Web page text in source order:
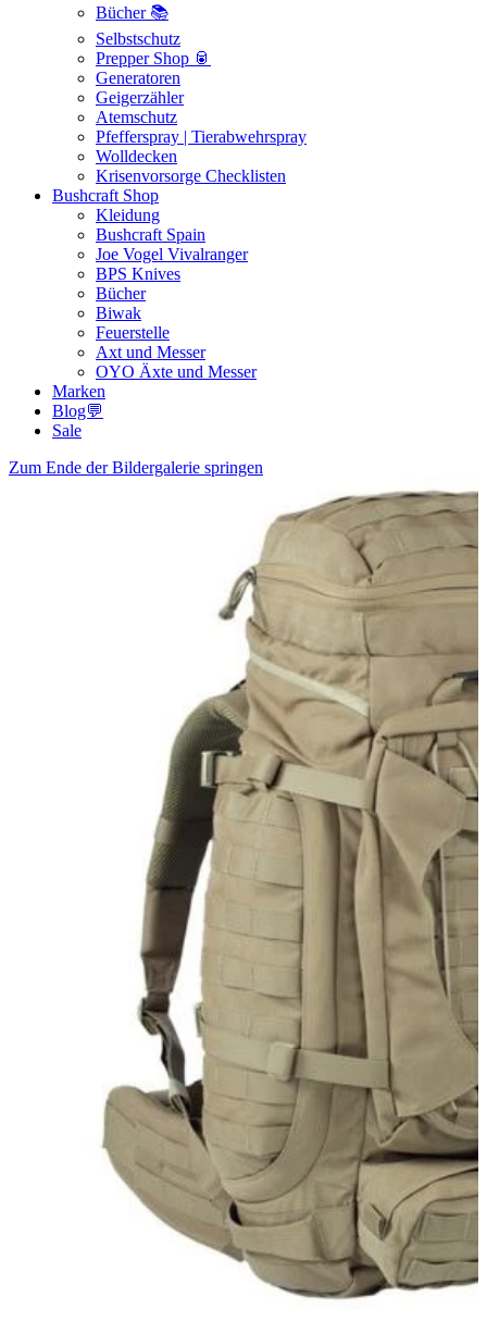
Bücher 📚
Selbstschutz
Prepper Shop 🥫
Generatoren
Geigerzähler
Atemschutz
Pfefferspray | Tierabwehrspray
Wolldecken
Krisenvorsorge Checklisten
Bushcraft Shop
Kleidung
Bushcraft Spain
Joe Vogel Vivalranger
BPS Knives
Bücher
Biwak
Feuerstelle
Axt und Messer
OYO Äxte und Messer
Marken
Blog💬
Sale
Zum Ende der Bildergalerie springen